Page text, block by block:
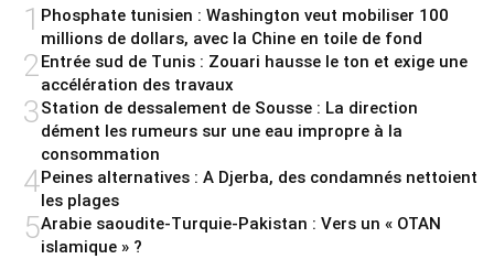
1 Phosphate tunisien : Washington veut mobiliser 100
millions de dollars, avec la Chine en toile de fond
2 Entrée sud de Tunis : Zouari hausse le ton et exige une
accélération des travaux
3Station de dessalement de Sousse : La direction
dément les rumeurs sur une eau impropre à la
consommation
4Peines alternatives : A Djerba, des condamnés nettoient
les plages
5Arabie saoudite-Turquie-Pakistan : Vers un « OTAN
islamique » ?